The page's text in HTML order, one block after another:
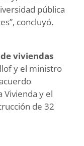
pública
concluyó.
viviendas
y el ministro
Vivienda y el
de 32